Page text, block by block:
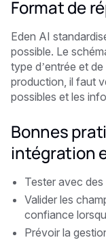
Format de
Eden AI
possible. Le
type d’entrée et
production, il faut
possibles et les
Bonnes
intégration
Tester avec
Valider les
confiance
Prévoir la